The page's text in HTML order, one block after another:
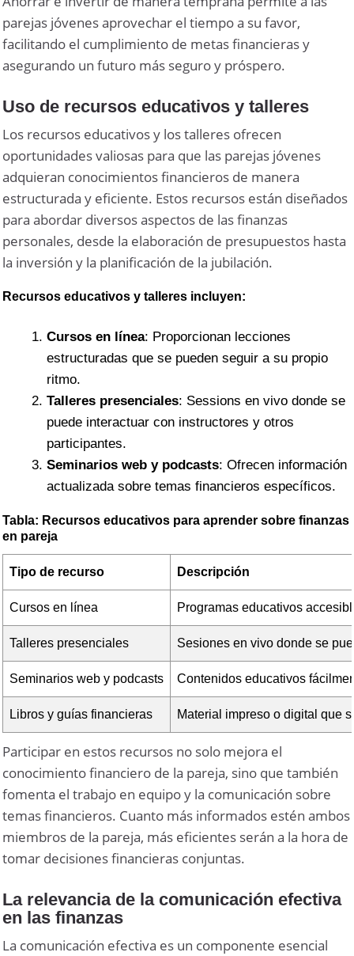
parejas jóvenes aprovechar el tiempo a su favor,
facilitando el cumplimiento de metas financieras y
asegurando un futuro más seguro y próspero.
Uso de recursos educativos y talleres
Los recursos educativos y los talleres ofrecen
oportunidades valiosas para que las parejas jóvenes
adquieran conocimientos financieros de manera
estructurada y eficiente. Estos recursos están diseñados
para abordar diversos aspectos de las finanzas
personales, desde la elaboración de presupuestos hasta
la inversión y la planificación de la jubilación.
Recursos educativos y talleres incluyen:
Cursos en línea: Proporcionan lecciones
estructuradas que se pueden seguir a su propio
ritmo.
Talleres presenciales: Sessions en vivo donde se
puede interactuar con instructores y otros
participantes.
Seminarios web y podcasts: Ofrecen información
actualizada sobre temas financieros específicos.
Tabla: Recursos educativos para aprender sobre finanzas
en pareja
Tipo de recurso Descripción
Cursos en línea Programas educativos
Talleres presenciales Sesiones en vivo donde se
Seminarios web y podcasts Contenidos educativos
Libros y guías financieras Material impreso o digital que
Participar en estos recursos no solo mejora el
conocimiento financiero de la pareja, sino que también
fomenta el trabajo en equipo y la comunicación sobre
temas financieros. Cuanto más informados estén ambos
miembros de la pareja, más eficientes serán a la hora de
tomar decisiones financieras conjuntas.
La relevancia de la comunicación efectiva
en las finanzas
La comunicación efectiva es un componente esencial